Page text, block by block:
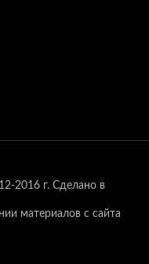
2016 г. Сделано в
материалов с сайта